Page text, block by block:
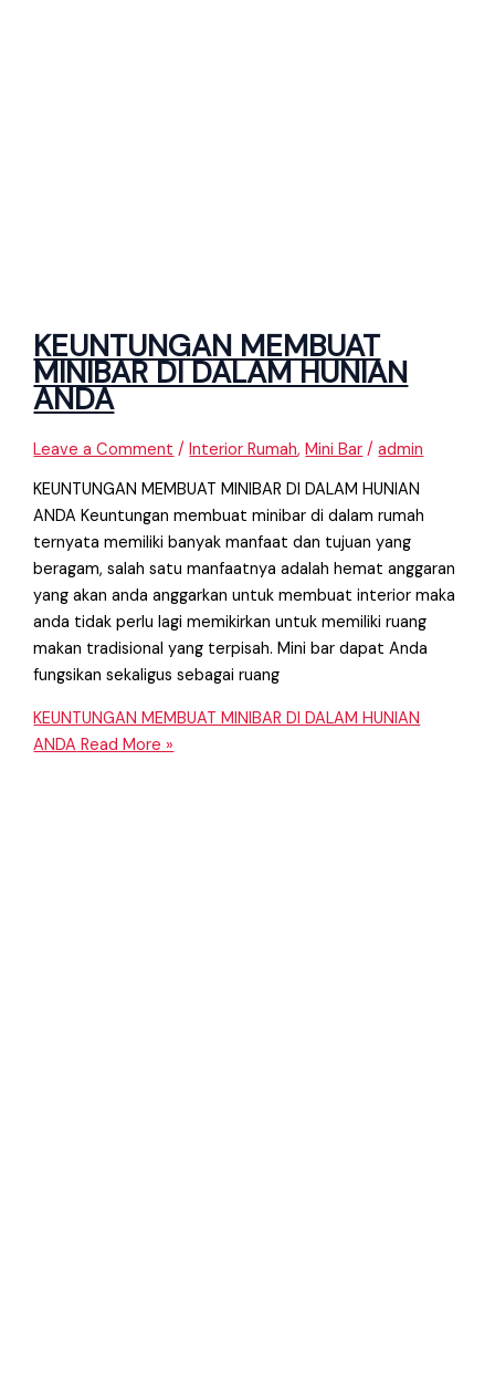
KEUNTUNGAN MEMBUAT
MINIBAR DI DALAM HUNIAN
ANDA
Leave a Comment /Interior Rumah,Mini Bar /admin
KEUNTUNGAN MEMBUAT MINIBAR DI DALAM HUNIAN
ANDA Keuntungan membuat minibar di dalam rumah
ternyata memiliki banyak manfaat dan tujuan yang
beragam, salah satu manfaatnya adalah hemat anggaran
yang akan anda anggarkan untuk membuat interior maka
anda tidak perlu lagi memikirkan untuk memiliki ruang
makan tradisional yang terpisah. Mini bar dapat Anda
fungsikan sekaligus sebagai ruang
KEUNTUNGAN MEMBUAT MINIBAR DI DALAM HUNIAN
ANDA Read More »